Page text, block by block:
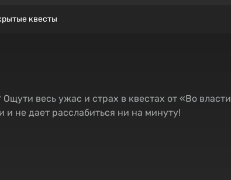
квесты
весь ужас и страх в квестах от «Во власти
не дает расслабиться ни на минуту!